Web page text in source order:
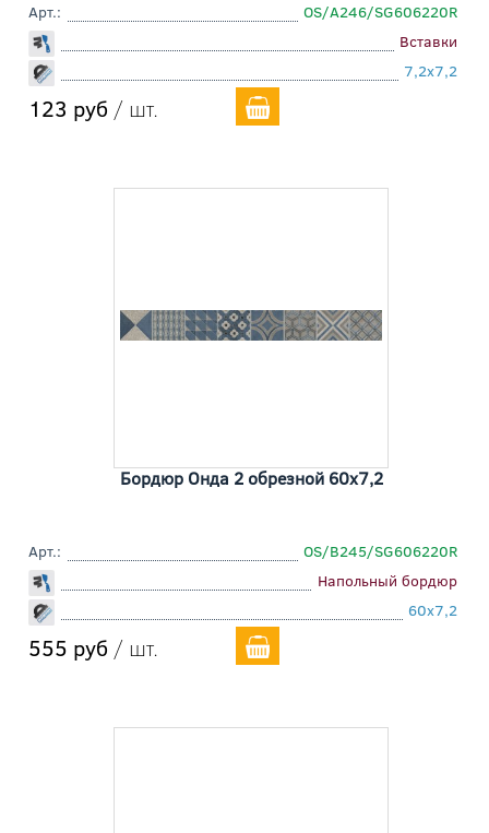
Арт.:
OS/A246/SG606220R
Вставки
7,2x7,2
123 руб / шт.
Бордюр Онда 2 обрезной 60x7,2
Арт.:
OS/B245/SG606220R
Напольный бордюр
60x7,2
555 руб / шт.